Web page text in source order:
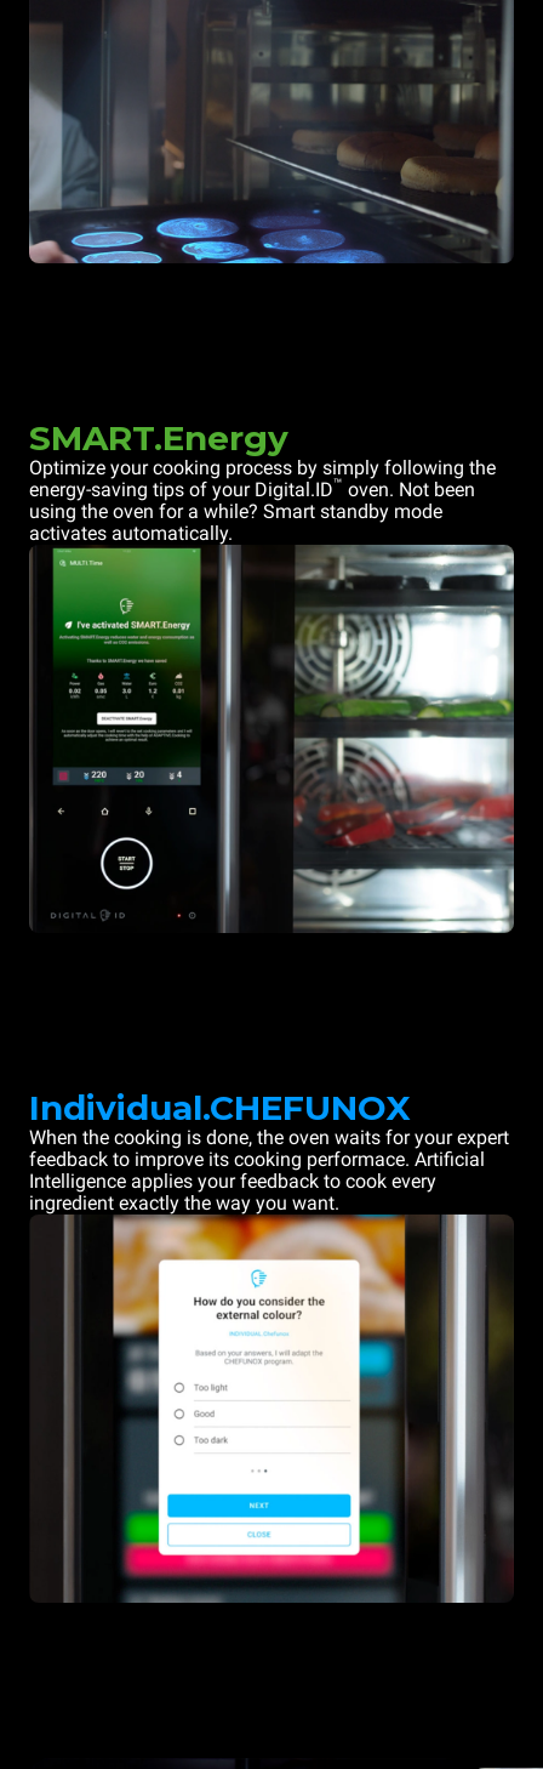
SMART.Energy
Optimize your cooking process by simply following the
energy-saving tips of your Digital.ID™ oven. Not been
using the oven for a while? Smart standby mode
activates automatically.
Individual.CHEFUNOX
When the cooking is done, the oven waits for your expert
feedback to improve its cooking performace. Artificial
Intelligence applies your feedback to cook every
ingredient exactly the way you want.